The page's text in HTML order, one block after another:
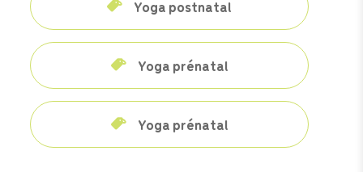
Yoga postnatal
Yoga prénatal
Yoga prénatal